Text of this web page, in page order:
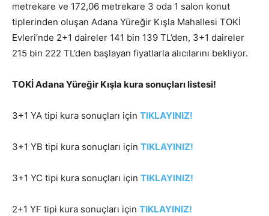
metrekare ve 172,06 metrekare 3 oda 1 salon konut
tiplerinden oluşan Adana Yüreğir Kışla Mahallesi TOKİ
Evleri’nde 2+1 daireler 141 bin 139 TL’den, 3+1 daireler
215 bin 222 TL’den başlayan fiyatlarla alıcılarını bekliyor.
TOKİ Adana Yüreğir Kışla kura sonuçları listesi!
3+1 YA tipi kura sonuçları için TIKLAYINIZ!
3+1 YB tipi kura sonuçları için TIKLAYINIZ!
3+1 YC tipi kura sonuçları için TIKLAYINIZ!
2+1 YF tipi kura sonuçları için TIKLAYINIZ!